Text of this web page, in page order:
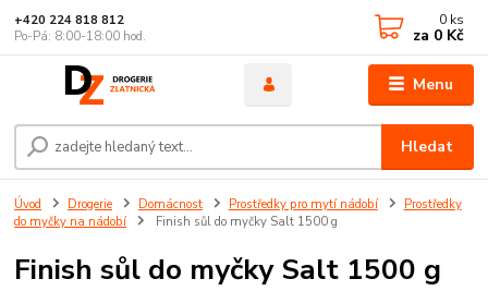
Menu
Hledat
+420 224 818 812
Po-Pá: 8:00-18:00 hod.
0 ks
za 0 Kč
Úvod Drogerie Domácnost Prostředky pro mytí nádobí
Prostředky
do myčky na nádobí
Finish sůl do myčky Salt 1500 g
Finish sůl do myčky Salt 1500 g